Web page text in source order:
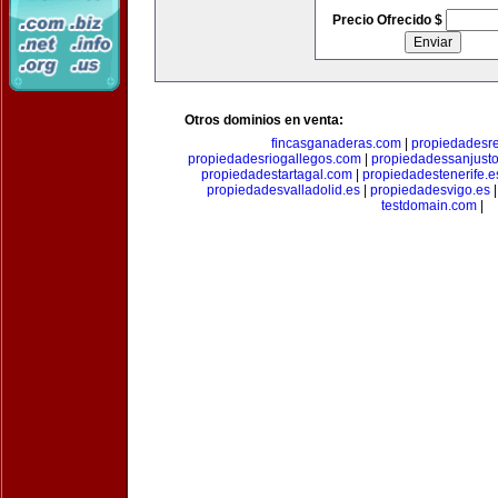
Precio Ofrecido $
Otros dominios en venta:
fincasganaderas.com|
propiedadesriogallegos.com|
propiedadestartagal.com|
propiedadesvalladolid.es
propiedadesvigo.es
testdomain.com